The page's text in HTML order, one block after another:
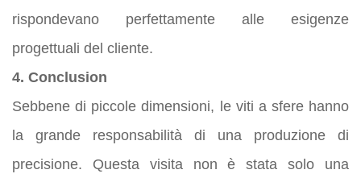
rispondevano perfettamente alle esigenze
progettuali del cliente.
4. Conclusion
Sebbene di piccole dimensioni, le viti a sfere hanno
la grande responsabilità di una produzione di
precisione. Questa visita non è stata solo una